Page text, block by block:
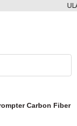
Carbon